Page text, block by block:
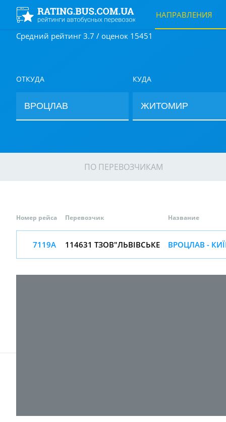
НАПРАВЛЕНИЯ
Средний рейтинг 3.7 / оценок 15451
ОТКУДА КУДА
ПО ПЕРЕВОЗЧИКАМ
Номер рейса Перевозчик Название
7119А 114631 ТЗОВ"ЛЬВІВСЬКЕ ВРОЦЛАВ -